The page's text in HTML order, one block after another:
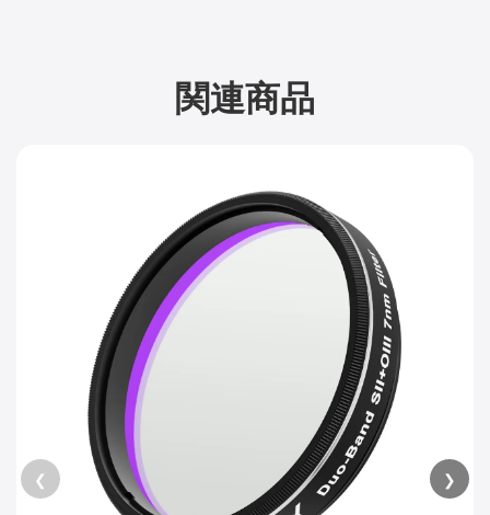
関連商品
❮ ❯